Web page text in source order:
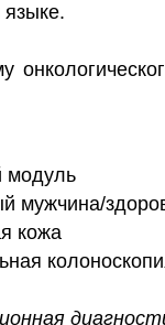
языке.
мужчина/
кожа